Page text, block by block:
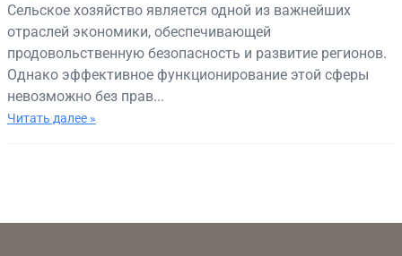
Сельское хозяйство является одной из важнейших
отраслей экономики, обеспечивающей
продовольственную безопасность и развитие регионов.
Однако эффективное функционирование этой сферы
невозможно без прав...
Читать далее »